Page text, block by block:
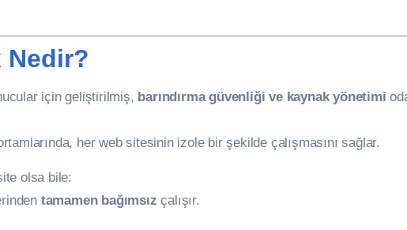
için geliştirilmiş, barındırma güvenliği ve kaynak yönetimi
her web sitesinin izole bir şekilde çalışmasını sağlar.
olsa bile:
tamamen bağımsız çalışır.